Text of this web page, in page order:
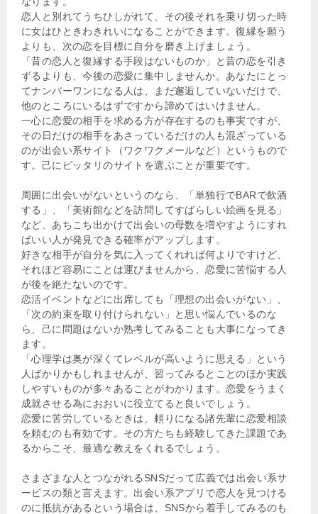
恋人と別れてうちひしがれて、その後それを乗り切った時
に女はひときわきれいになることができます。復縁を願う
よりも、次の恋を目標に自分を磨き上げましょう。
「昔の恋人と復縁する手段はないものか」と昔の恋を引き
ずるよりも、今後の恋愛に集中しませんか。あなたにとっ
てナンバーワンになる人は、まだ邂逅していないだけで、
他のところにいるはずですから諦めてはいけません。
一心に恋愛の相手を求める方が存在するのも事実ですが、
その日だけの相手をあさっているだけの人も混ざっている
のが出会い系サイト（ワクワクメールなど）というもので
す。己にピッタリのサイトを選ぶことが重要です。
周囲に出会いがないというのなら、「単独行でBARで飲酒
する」、「美術館などを訪問してすばらしい絵画を見る」
など、あちこち出かけて出会いの母数を増やすようにすれ
ばいい人が発見できる確率がアップします。
好きな相手が自分を気に入ってくれれば何よりですけど、
それほど容易にことは運びませんから、恋愛に苦悩する人
が後を絶たないのです。
恋活イベントなどに出席しても「理想の出会いがない」、
「次の約束を取り付けられない」と思い悩んでいるのな
ら、己に問題はないか熟考してみることも大事になってき
ます。
「心理学は奥が深くてレベルが高いように思える」という
人ばかりかもしれませんが、習ってみるとことのほか実践
しやすいものが多々あることがわかります。恋愛をうまく
成就させる為におおいに役立てると良いでしょう。
恋愛に苦労しているときは、頼りになる諸先輩に恋愛相談
を頼むのも有効です。その方たちも経験してきた課題であ
るからこそ、最適な教えをくれるでしょう。
さまざまな人とつながれるSNSだって広義では出会い系サ
ービスの類と言えます。出会い系アプリで恋人を見つける
のに抵抗があるという場合は、SNSから着手してみるのも